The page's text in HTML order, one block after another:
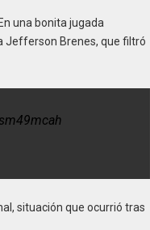
una bonita jugada
Jefferson Brenes, que filtró
situación que ocurrió tras